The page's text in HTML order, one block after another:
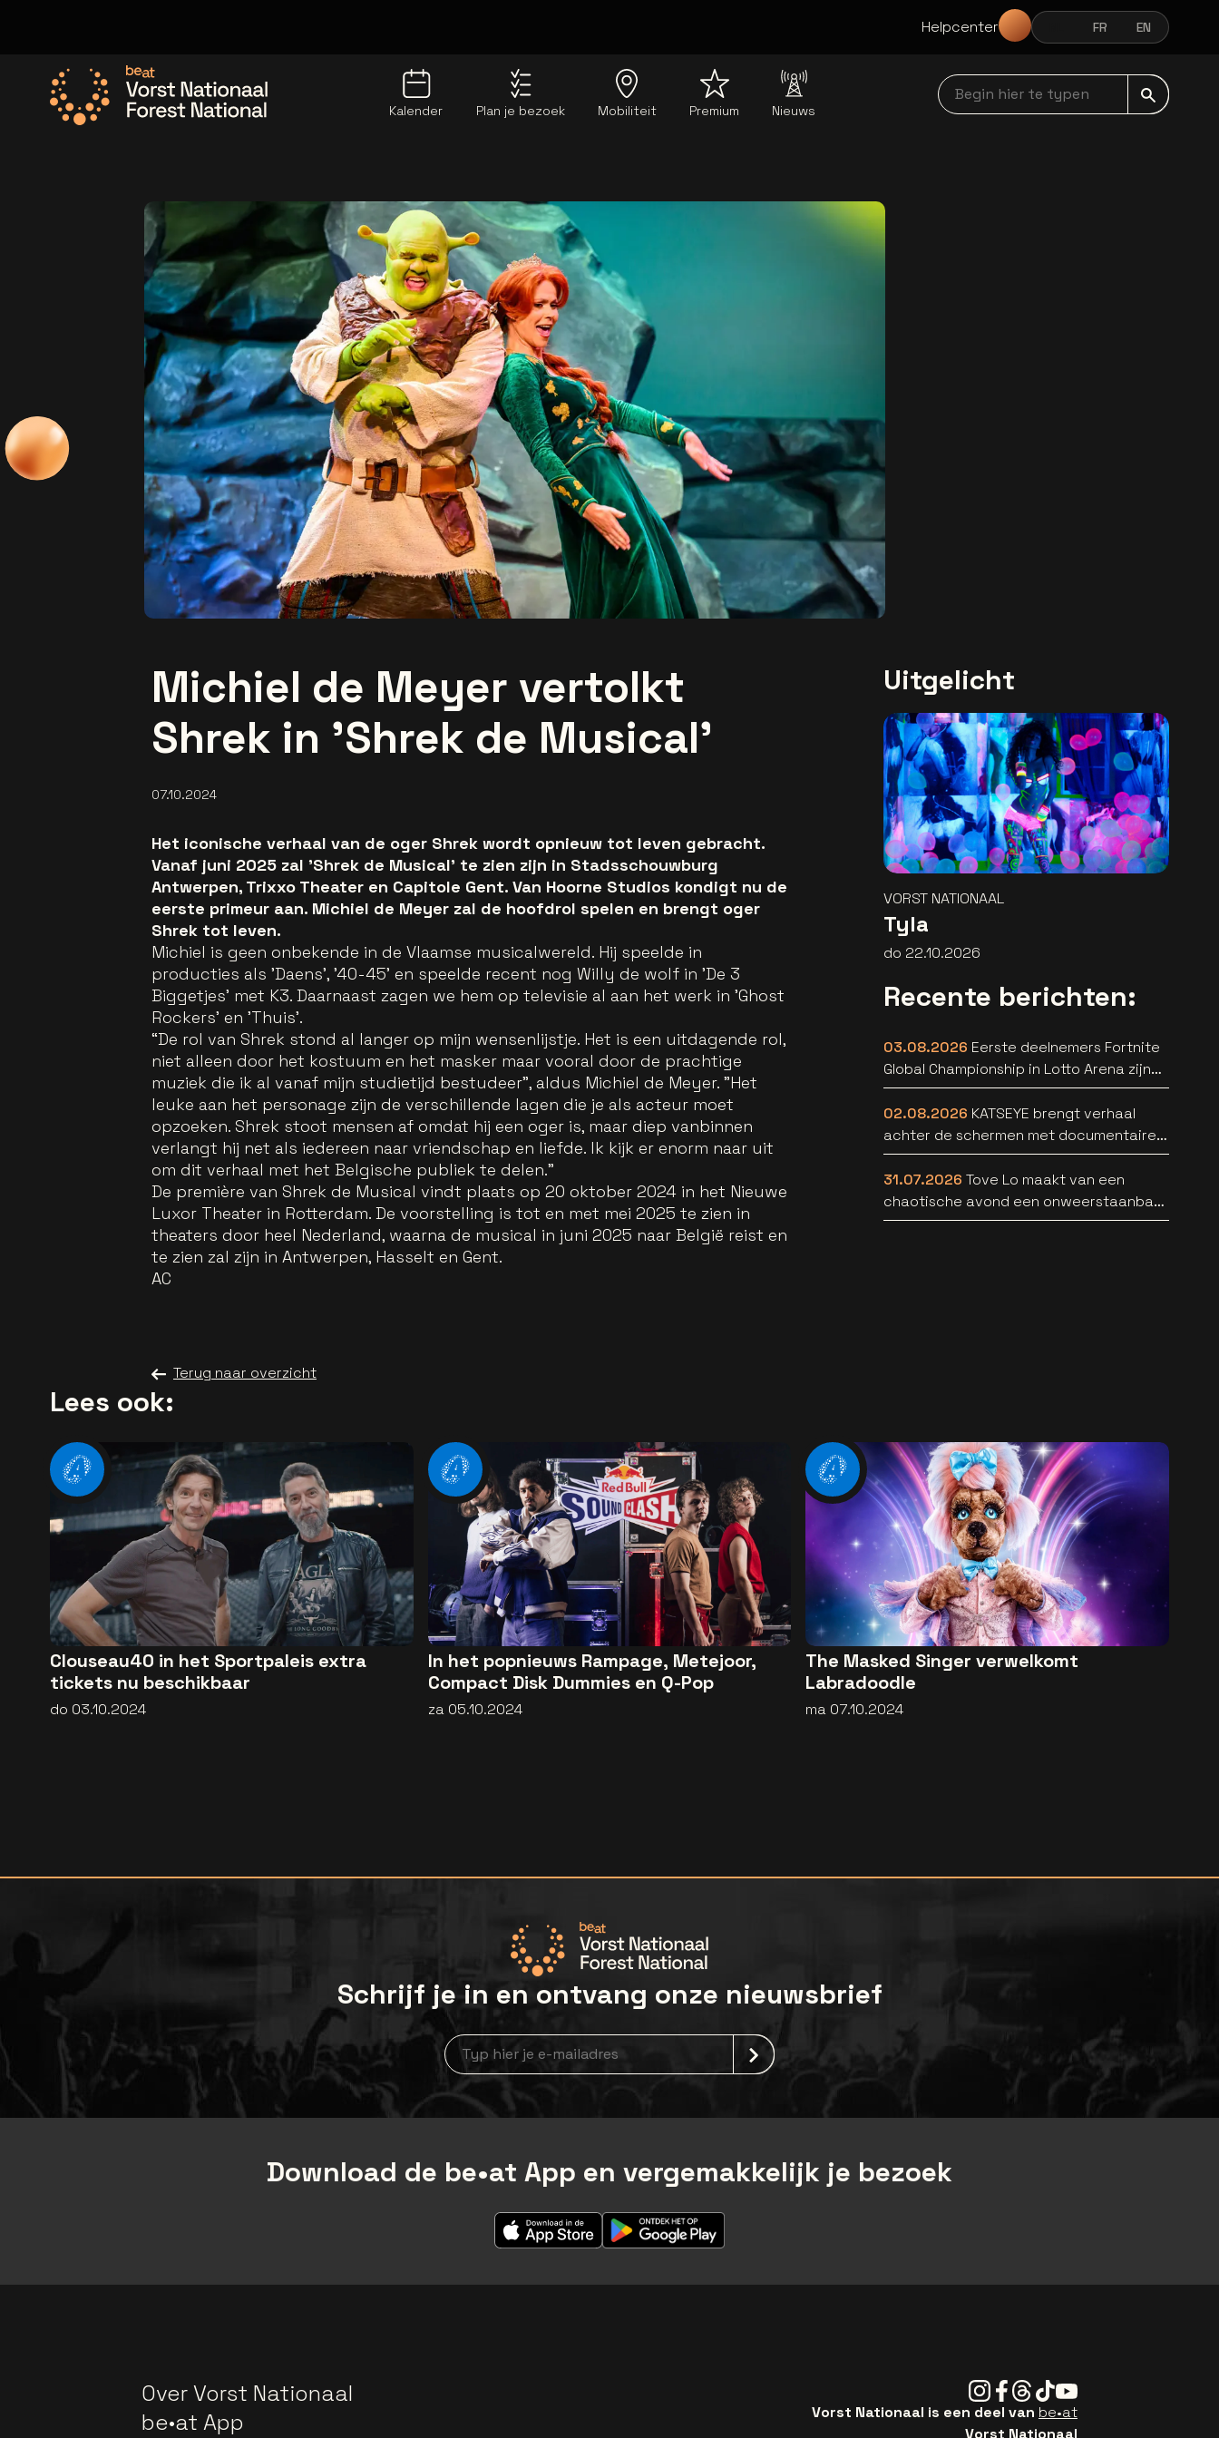
Helpcenter NEDERLANDSFRANÇAIS
FR ENGLISH
EN
Kalender Plan je bezoek Mobiliteit Premium Nieuws
Begin hier te typen navbar
Michiel de Meyer vertolkt
Shrek in 'Shrek de Musical'
07.10.2024
Het iconische verhaal van de oger Shrek wordt opnieuw tot leven gebracht.
Vanaf juni 2025 zal 'Shrek de Musical' te zien zijn in Stadsschouwburg
Antwerpen, Trixxo Theater en Capitole Gent. Van Hoorne Studios kondigt nu de
eerste primeur aan. Michiel de Meyer zal de hoofdrol spelen en brengt oger
Shrek tot leven.
Michiel is geen onbekende in de Vlaamse musicalwereld. Hij speelde in
producties als 'Daens', '40-45' en speelde recent nog Willy de wolf in 'De 3
Biggetjes' met K3. Daarnaast zagen we hem op televisie al aan het werk in 'Ghost
Rockers' en 'Thuis'.
“De rol van Shrek stond al langer op mijn wensenlijstje. Het is een uitdagende rol,
niet alleen door het kostuum en het masker maar vooral door de prachtige
muziek die ik al vanaf mijn studietijd bestudeer”, aldus Michiel de Meyer. "Het
leuke aan het personage zijn de verschillende lagen die je als acteur moet
opzoeken. Shrek stoot mensen af omdat hij een oger is, maar diep vanbinnen
verlangt hij net als iedereen naar vriendschap en liefde. Ik kijk er enorm naar uit
om dit verhaal met het Belgische publiek te delen."
De première van Shrek de Musical vindt plaats op 20 oktober 2024 in het Nieuwe
Luxor Theater in Rotterdam. De voorstelling is tot en met mei 2025 te zien in
theaters door heel Nederland, waarna de musical in juni 2025 naar België reist en
te zien zal zijn in Antwerpen, Hasselt en Gent.
AC
Terug naar overzicht
Uitgelicht
VORST NATIONAAL
Tyla
do 22.10.2026
Recente berichten:
03.08.2026 Eerste deelnemers Fortnite
Global Championship in Lotto Arena zijn
bekend
02.08.2026 KATSEYE brengt verhaal
achter de schermen met documentaire
WILD HEARTS [trailer]
31.07.2026 Tove Lo maakt van een
chaotische avond een onweerstaanbare
popsong
Lees ook:
Clouseau40 in het Sportpaleis extra
tickets nu beschikbaar
do 03.10.2024
In het popnieuws Rampage, Metejoor,
Compact Disk Dummies en Q-Pop
za 05.10.2024
The Masked Singer verwelkomt
Labradoodle
ma 07.10.2024
Schrijf je in en ontvang onze nieuwsbrief
Nieuwsbrief aanmelding
Download de be•at App en vergemakkelijk je bezoek
Over Vorst Nationaal
be•at App
Instagram
Facebook
Threads
TiktokYoutube
Vorst Nationaal is een deel van be•at
Vorst Nationaal